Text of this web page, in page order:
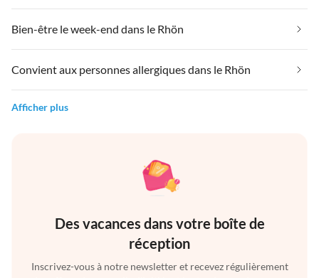
Bien-être le week-end dans le Rhön
Convient aux personnes allergiques dans le Rhön
Afficher plus
Des vacances dans votre boîte de
réception
Inscrivez-vous à notre newsletter et recevez régulièrement